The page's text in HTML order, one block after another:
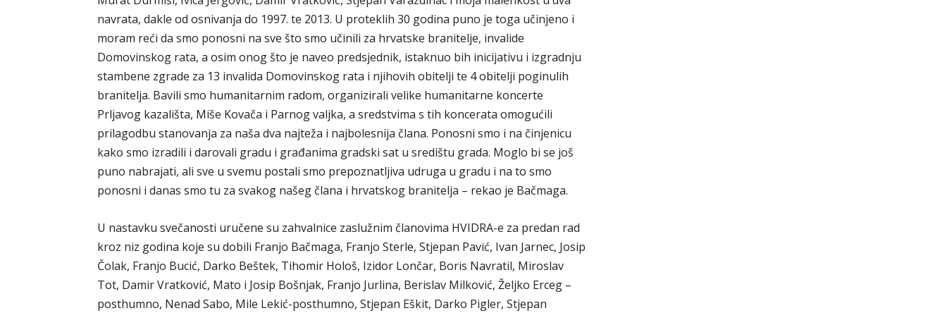
navrata, dakle od osnivanja do 1997. te 2013. U proteklih 30 godina puno je toga učinjeno i
moram reći da smo ponosni na sve što smo učinili za hrvatske branitelje, invalide
Domovinskog rata, a osim onog što je naveo predsjednik, istaknuo bih inicijativu i izgradnju
stambene zgrade za 13 invalida Domovinskog rata i njihovih obitelji te 4 obitelji poginulih
branitelja. Bavili smo humanitarnim radom, organizirali velike humanitarne koncerte
Prljavog kazališta, Miše Kovača i Parnog valjka, a sredstvima s tih koncerata omogućili
prilagodbu stanovanja za naša dva najteža i najbolesnija člana. Ponosni smo i na činjenicu
kako smo izradili i darovali gradu i građanima gradski sat u središtu grada. Moglo bi se još
puno nabrajati, ali sve u svemu postali smo prepoznatljiva udruga u gradu i na to smo
ponosni i danas smo tu za svakog našeg člana i hrvatskog branitelja – rekao je Bačmaga.
U nastavku svečanosti uručene su zahvalnice zaslužnim članovima HVIDRA-e za predan rad
kroz niz godina koje su dobili Franjo Bačmaga, Franjo Sterle, Stjepan Pavić, Ivan Jarnec, Josip
Čolak, Franjo Bucić, Darko Beštek, Tihomir Hološ, Izidor Lončar, Boris Navratil, Miroslav
Tot, Damir Vratković, Mato i Josip Bošnjak, Franjo Jurlina, Berislav Milković, Željko Erceg –
posthumno, Nenad Sabo, Mile Lekić-posthumno, Stjepan Eškit, Darko Pigler, Stjepan